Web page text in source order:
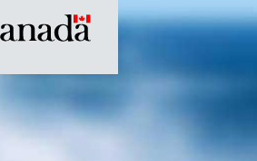
/
gouvernement